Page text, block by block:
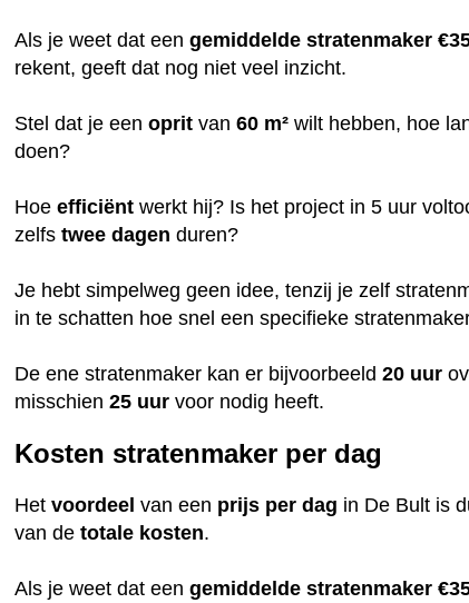
Als je weet dat eengemiddelde stratenmaker
rekent, geeft dat nog niet veel inzicht.
Stel dat je eenoprit van60 m² wilt hebben, hoe
doen?
Hoeefficiënt werkt hij? Is het project in 5 uur
zelfstwee dagen duren?
Je hebt simpelweg geen idee, tenzij je zelf
in te schatten hoe snel een specifieke
De ene stratenmaker kan er bijvoorbeeld20 uur
misschien25 uur voor nodig heeft.
Kosten stratenmaker per dag
Hetvoordeel van een prijs per dag in De Bult is
van detotale kosten.
Als je weet dat eengemiddelde stratenmaker